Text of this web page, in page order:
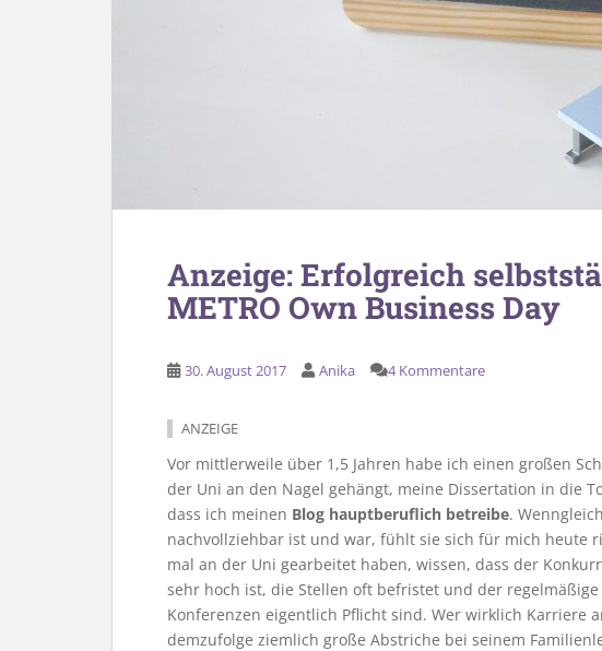
Anzeige: Erfolgreich
METRO Own Business Day
30. August 2017 Anika 4 Kommentare
ANZEIGE
Vor mittlerweile über 1,5 Jahren habe ich einen großen
der Uni an den Nagel gehängt, meine Dissertation in die
dass ich meinen Blog hauptberuflich betreibe.
nachvollziehbar ist und war, fühlt sie sich für mich heute
mal an der Uni gearbeitet haben, wissen, dass der
sehr hoch ist, die Stellen oft befristet und der regelmäßige
Konferenzen eigentlich Pflicht sind. Wer wirklich Karriere
demzufolge ziemlich große Abstriche bei seinem